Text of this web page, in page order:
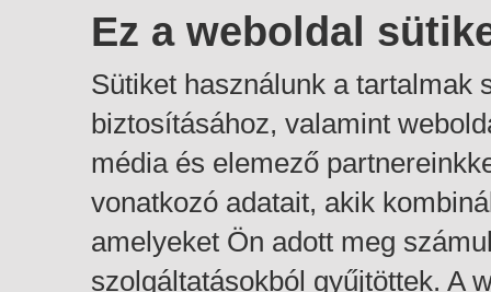
Ez a weboldal
Sütiket használunk a tartalmak
biztosításához, valamint
média és elemező
vonatkozó adatait, akik
amelyeket Ön adott meg
szolgáltatásokból gyűjtöttek. A